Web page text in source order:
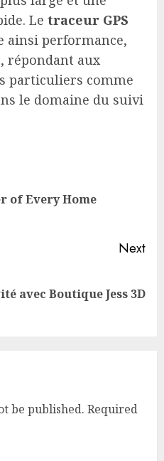
Le traceur GPS
ainsi performance,
répondant aux
particuliers comme
le domaine du suivi
of Every Home
Next
avec Boutique Jess 3D
be published. Required